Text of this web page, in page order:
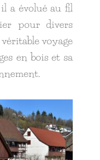
a évolué au fil
pour divers
voyage
en bois et sa